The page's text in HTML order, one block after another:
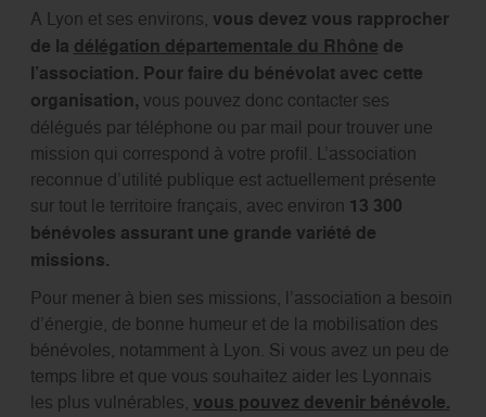
A Lyon et ses environs, vous devez vous rapprocher
de la délégation départementale du Rhône de
l’association. Pour faire du bénévolat avec cette
organisation, vous pouvez donc contacter ses
délégués par téléphone ou par mail pour trouver une
mission qui correspond à votre profil. L’association
reconnue d’utilité publique est actuellement présente
sur tout le territoire français, avec environ 13 300
bénévoles assurant une grande variété de
missions.
Pour mener à bien ses missions, l’association a besoin
d’énergie, de bonne humeur et de la mobilisation des
bénévoles, notamment à Lyon. Si vous avez un peu de
temps libre et que vous souhaitez aider les Lyonnais
les plus vulnérables, vous pouvez devenir bénévole.